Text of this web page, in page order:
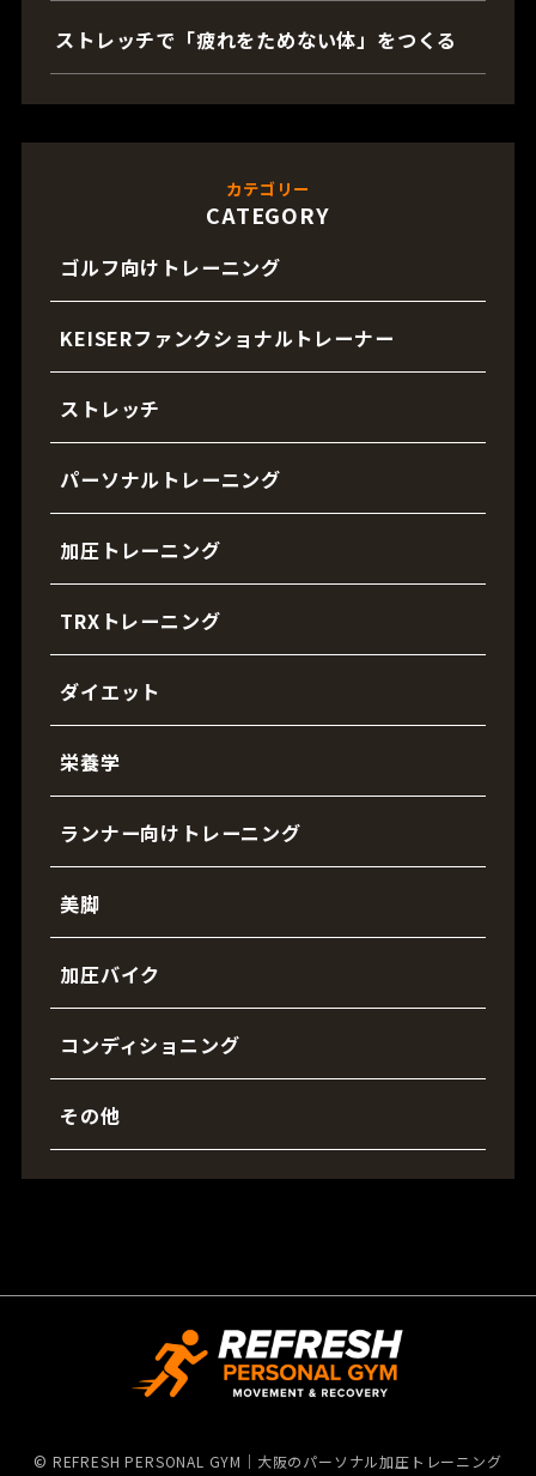
ストレッチで「疲れをためない体」をつくる
カテゴリー
CATEGORY
ゴルフ向けトレーニング
KEISERファンクショナルトレーナー
ストレッチ
パーソナルトレーニング
加圧トレーニング
TRXトレーニング
ダイエット
栄養学
ランナー向けトレーニング
美脚
加圧バイク
コンディショニング
その他
© REFRESH PERSONAL GYM｜大阪のパーソナル加圧トレーニング